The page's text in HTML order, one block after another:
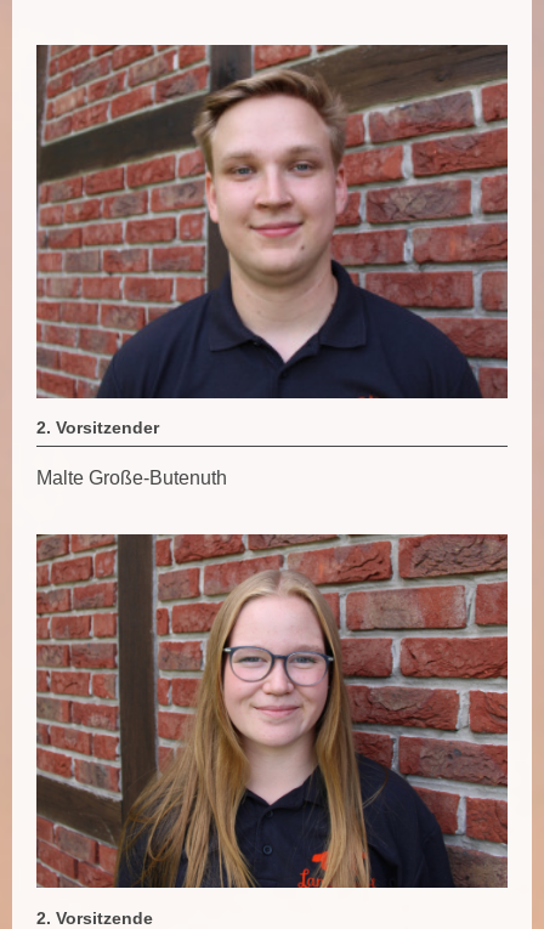
2. Vorsitzender
Malte Große-Butenuth
2. Vorsitzende